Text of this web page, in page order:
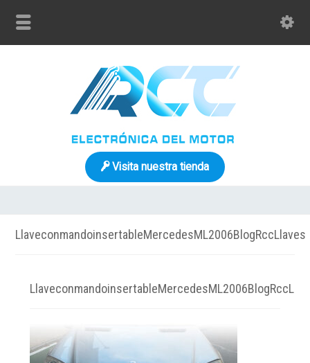
Visita nuestra tienda
LlaveconmandoinsertableMercedesML2006BlogRccLlaves